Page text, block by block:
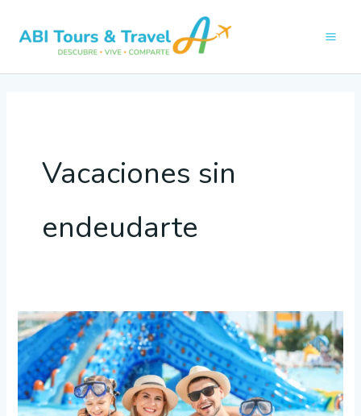
Vacaciones sin
endeudarte
Hoteles
y
Resorts
para
disfrutar